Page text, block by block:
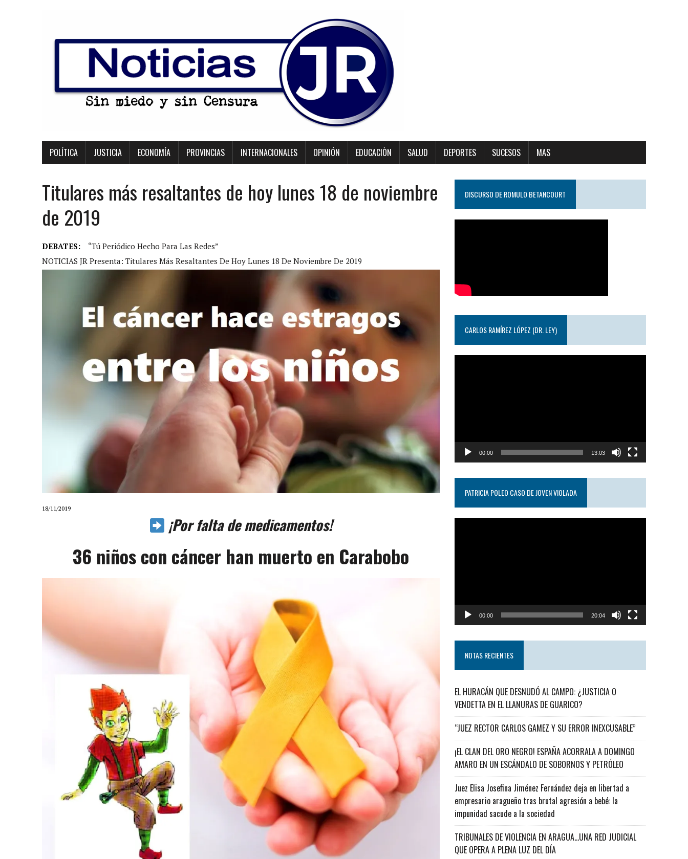
POLÍTICA JUSTICIA ECONOMÍA PROVINCIAS INTERNACIONALES OPINIÓN EDUCACIÒN SALUD DEPORTES SUCESOS MAS
Titulares más resaltantes de hoy lunes 18 de noviembre
de 2019
DEBATES:
“Tú Periódico Hecho Para Las Redes”
NOTICIAS JR Presenta: Titulares Más Resaltantes De Hoy Lunes 18 De Noviembre De 2019
18/11/2019
¡Por falta de medicamentos!
36 niños con cáncer han muerto en Carabobo
DISCURSO DE ROMULO BETANCOURT
CARLOS RAMÍREZ LÓPEZ (DR. LEY)
00:00 13:03
PATRICIA POLEO CASO DE JOVEN VIOLADA
00:00 20:04
NOTAS RECIENTES
EL HURACÁN QUE DESNUDÓ AL CAMPO: ¿JUSTICIA O
VENDETTA EN EL LLANURAS DE GUARICO?
“JUEZ RECTOR CARLOS GAMEZ Y SU ERROR INEXCUSABLE”
¡EL CLAN DEL ORO NEGRO! ESPAÑA ACORRALA A DOMINGO
AMARO EN UN ESCÁNDALO DE SOBORNOS Y PETRÓLEO
Juez Elisa Josefina Jiménez Fernández deja en libertad a
empresario aragueño tras brutal agresión a bebé: la
impunidad sacude a la sociedad
TRIBUNALES DE VIOLENCIA EN ARAGUA…UNA RED JUDICIAL
QUE OPERA A PLENA LUZ DEL DÍA